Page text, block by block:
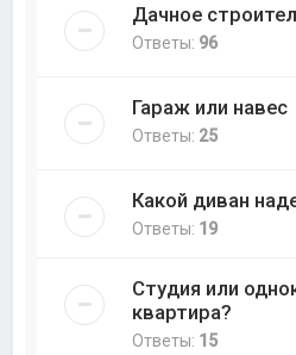
Дачное
Ответы: 96
Гараж или навес
Ответы: 25
Какой диван
Ответы: 19
Студия или
квартира?
Ответы: 15